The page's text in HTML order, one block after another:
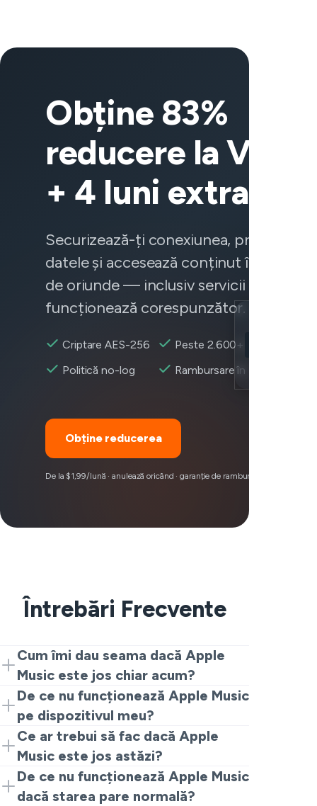
Obține 83%
reducere la
+ 4 luni extra
Securizează-ți conexiunea,
datele și accesează conținut în mod
de oriunde — inclusiv servicii care nu
funcționează corespunzător.
Criptare AES-256
Peste 2.600+ servere
Politică no-log
Rambursare în 30 zile
Obține reducerea
De la $1,99/lună · anulează oricând · garanție de rambursare 30 zile
Întrebări Frecvente
Cum îmi dau seama dacă Apple
Music este jos chiar acum?
Ești curios dacă Apple Music este
disponibil în acest moment? Este nevoie
doar de o vizită la această pagină de
stare. Aceasta afișează raportări în timp
real despre întreruperi, astfel încât poți
verifica cu ușurință dacă alți oameni au
aceeași problemă sau e doar dispozitivul
De ce nu funcționează Apple Music
pe dispozitivul meu?
Majoritatea motivelor pentru care Apple
Music nu funcționează se reduc de
obicei la trei factori: o întrerupere
generală a Apple Music, o conexiune la
internet defectuoasă sau o problemă în
Ce ar trebui să fac dacă Apple
Music este jos astăzi?
Dacă această pagină arată că Apple
Music este jos astăzi pentru mulți
De ce nu funcționează Apple Music
dacă starea pare normală?